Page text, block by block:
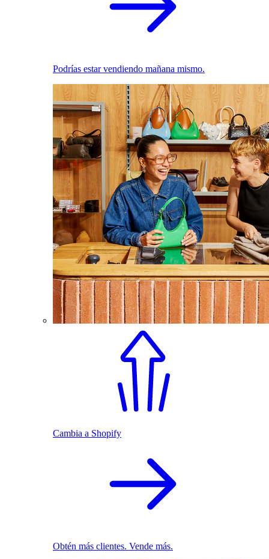
Podrías estar vendiendo mañana mismo.
Cambia a Shopify
Obtén más clientes. Vende más.